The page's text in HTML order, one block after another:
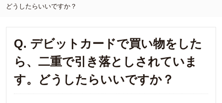
どうしたらいいですか？
Q. デビットカードで買い物をした
ら、二重で引き落としされていま
す。どうしたらいいですか？